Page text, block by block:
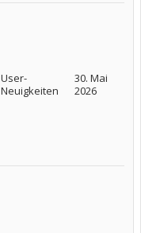
User-
Neuigkeiten
30. Mai
2026